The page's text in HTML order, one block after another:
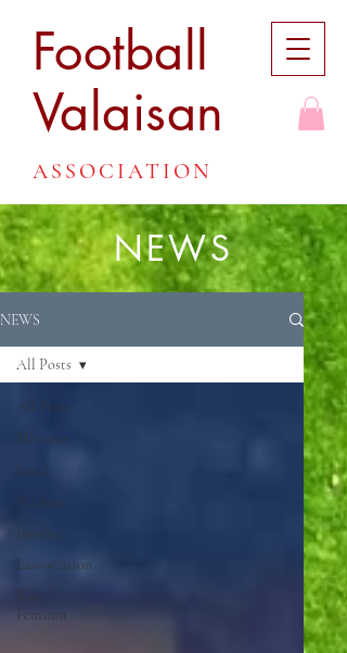
Football
Valaisan
ASSOCIATION
NEWS
NEWS
All Posts
Mercato
Local
FC Sion
Insolite
L'association
Fote
Féminin
All Posts